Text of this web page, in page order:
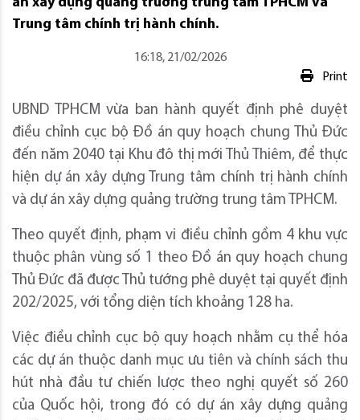
Trung tâm chính trị hành chính.
16:18, 21/02/2026
Print
UBND TPHCM vừa ban hành quyết định phê duyệt
điều chỉnh cục bộ Đồ án quy hoạch chung Thủ Đức
đến năm 2040 tại Khu đô thị mới Thủ Thiêm, để thực
hiện dự án xây dựng Trung tâm chính trị hành chính
và dự án xây dựng quảng trường trung tâm TPHCM.
Theo quyết định, phạm vi điều chỉnh gồm 4 khu vực
thuộc phân vùng số 1 theo Đồ án quy hoạch chung
Thủ Đức đã được Thủ tướng phê duyệt tại quyết định
202/2025, với tổng diện tích khoảng 128 ha.
Việc điều chỉnh cục bộ quy hoạch nhằm cụ thể hóa
các dự án thuộc danh mục ưu tiên và chính sách thu
hút nhà đầu tư chiến lược theo nghị quyết số 260
của Quốc hội, trong đó có dự án xây dựng quảng